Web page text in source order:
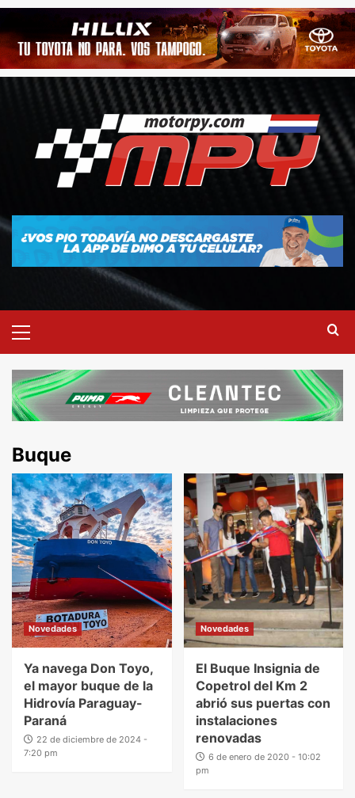
Buque
Novedades
Ya navega Don Toyo,
el mayor buque de la
Hidrovía Paraguay-
Paraná
22 de diciembre de 2024 -
7:20 pm
Novedades
El Buque Insignia de
Copetrol del Km 2
abrió sus puertas con
instalaciones
renovadas
6 de enero de 2020 - 10:02
pm